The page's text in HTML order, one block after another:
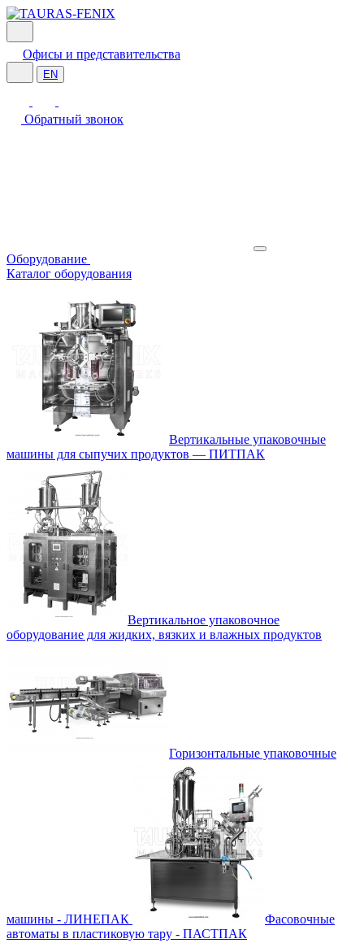
Офисы и представительства
EN
Обратный звонок
Оборудование
Каталог оборудования
Вертикальные упаковочные
машины для сыпучих продуктов — ПИТПАК
Вертикальное упаковочное
оборудование для жидких, вязких и влажных продуктов
Горизонтальные упаковочные
машины - ЛИНЕПАК
Фасовочные
автоматы в пластиковую тару - ПАСТПАК